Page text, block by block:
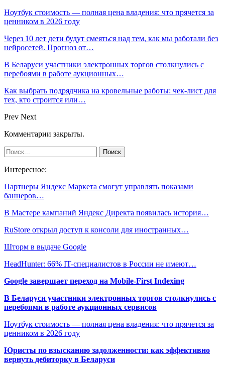
Ноутбук стоимость — полная цена владения: что прячется за
ценником в 2026 году
Через 10 лет дети будут смеяться над тем, как мы работали без
нейросетей. Прогноз от…
В Беларуси участники электронных торгов столкнулись с
перебоями в работе аукционных…
Как выбрать подрядчика на кровельные работы: чек-лист для
тех, кто строится или…
Prev Next
Комментарии закрыты.
Интересное:
Партнеры Яндекс Маркета смогут управлять показами
баннеров…
В Мастере кампаний Яндекс Директа появилась история…
RuStore открыл доступ к консоли для иностранных…
Шторм в выдаче Google
HeadHunter: 66% IT-специалистов в России не имеют…
Google завершает переход на Mobile-First Indexing
В Беларуси участники электронных торгов столкнулись с
перебоями в работе аукционных сервисов
Ноутбук стоимость — полная цена владения: что прячется за
ценником в 2026 году
Юристы по взысканию задолженности: как эффективно
вернуть дебиторку в Беларуси